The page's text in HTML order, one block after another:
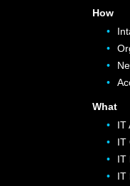
How
What
IT
IT
IT
IT